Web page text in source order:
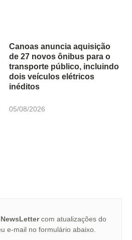
Canoas anuncia aquisição
de 27 novos ônibus para o
transporte público, incluindo
dois veículos elétricos
inéditos
05/08/2026
com atualizações do
e-mail no formulário abaixo.